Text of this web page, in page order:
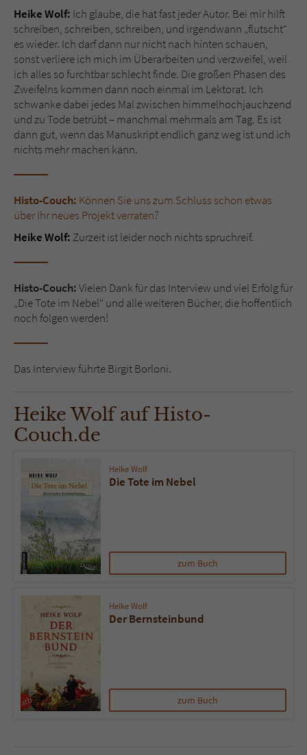
Heike Wolf: Ich glaube, die hat fast jeder Autor. Bei mir hilft
schreiben, schreiben, schreiben, und irgendwann „flutscht“
es wieder. Ich darf dann nur nicht nach hinten schauen,
sonst verliere ich mich im Überarbeiten und verzweifel, weil
ich alles so furchtbar schlecht finde. Die großen Phasen des
Zweifelns kommen dann noch einmal im Lektorat. Ich
schwanke dabei jedes Mal zwischen himmelhochjauchzend
und zu Tode betrübt – manchmal mehrmals am Tag. Es ist
dann gut, wenn das Manuskript endlich ganz weg ist und ich
nichts mehr machen kann.
Histo-Couch: Können Sie uns zum Schluss schon etwas
über Ihr neues Projekt verraten?
Heike Wolf: Zurzeit ist leider noch nichts spruchreif.
Histo-Couch:Vielen Dank für das Interview und viel Erfolg für
„Die Tote im Nebel“ und alle weiteren Bücher, die hoffentlich
noch folgen werden!
Das Interview führte Birgit Borloni.
Heike Wolf auf Histo-
Couch.de
Heike Wolf
Die Tote im Nebel
zum Buch
Heike Wolf
Der Bernsteinbund
zum Buch